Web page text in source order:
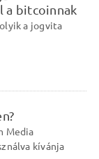
a bitcoinnak
a jogvita
Media
kívánja